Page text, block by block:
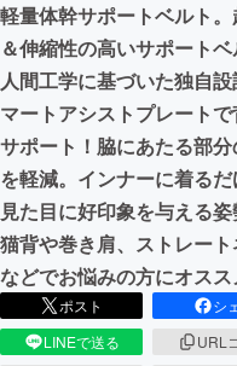
CAMPFIRE for
CAMPFIREふるさ
軽量体幹サポートベルト
＆伸縮性の高いサポートベ
人間工学に基づいた独自
マートアシストプレート
サポート！脇にあたる部
を軽減。インナーに着るだ
見た目に好印象を与える姿
猫背や巻き肩、ストレート
などでお悩みの方にオスス
ポスト
シ
LINEで送る
URL